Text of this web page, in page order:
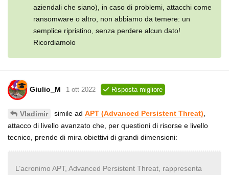
aziendali che siano), in caso di problemi, attacchi come
ransomware o altro, non abbiamo da temere: un
semplice ripristino, senza perdere alcun dato!
Ricordiamolo
Giulio_M 1 ott 2022 Risposta migliore
Vladimir simile ad APT (Advanced Persistent Threat)
attacco di livello avanzato che, per questioni di risorse e livello
tecnico, prende di mira obiettivi di grandi dimensioni:
L’acronimo APT, Advanced Persistent Threat, rappresenta